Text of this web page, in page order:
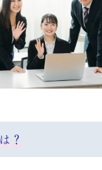
？